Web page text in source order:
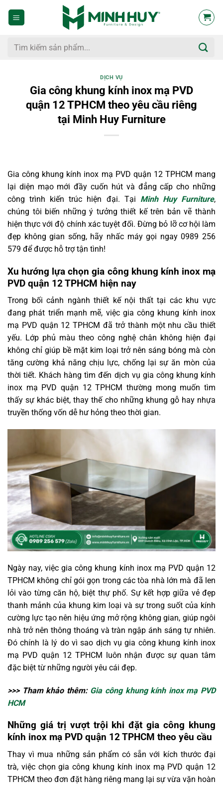
dung
Tìm
DỊCH VỤ
Gia công khung kính inox mạ PVD
quận 12 TPHCM theo yêu cầu riêng
tại Minh Huy Furniture
Gia công khung kính inox mạ PVD quận 12 TPHCM mang
lại diện mạo mới đầy cuốn hút và đẳng cấp cho những
công trình kiến trúc hiện đại. Tại Minh Huy Furniture,
chúng tôi biến những ý tưởng thiết kế trên bản vẽ thành
hiện thực với độ chính xác tuyệt đối. Đừng bỏ lỡ cơ hội làm
đẹp không gian sống, hãy nhấc máy gọi ngay 0989 256
579 để được hỗ trợ tận tình!
Xu hướng lựa chọn gia công khung kính inox mạ
PVD quận 12 TPHCM hiện nay
Trong bối cảnh ngành thiết kế nội thất tại các khu vực
đang phát triển mạnh mẽ, việc gia công khung kính inox
mạ PVD quận 12 TPHCM đã trở thành một nhu cầu thiết
yếu. Lớp phủ màu theo công nghệ chân không hiện đại
không chỉ giúp bề mặt kim loại trở nên sáng bóng mà còn
tăng cường khả năng chịu lực, chống lại sự ăn mòn của
thời tiết. Khách hàng tìm đến dịch vụ gia công khung kính
inox mạ PVD quận 12 TPHCM thường mong muốn tìm
thấy sự khác biệt, thay thế cho những khung gỗ hay nhựa
truyền thống vốn dễ hư hỏng theo thời gian.
Ngày nay, việc gia công khung kính inox mạ PVD quận 12
TPHCM không chỉ gói gọn trong các tòa nhà lớn mà đã len
lỏi vào từng căn hộ, biệt thự phố. Sự kết hợp giữa vẻ đẹp
thanh mảnh của khung kim loại và sự trong suốt của kính
cường lực tạo nên hiệu ứng mở rộng không gian, giúp ngôi
nhà trở nên thông thoáng và tràn ngập ánh sáng tự nhiên.
Đó chính là lý do vì sao dịch vụ gia công khung kính inox
mạ PVD quận 12 TPHCM luôn nhận được sự quan tâm
đặc biệt từ những người yêu cái đẹp.
>>> Tham khảo thêm: Gia công khung kính inox mạ PVD
HCM
Những giá trị vượt trội khi đặt gia công khung
kính inox mạ PVD quận 12 TPHCM theo yêu cầu
Thay vì mua những sản phẩm có sẵn với kích thước đại
trà, việc chọn gia công khung kính inox mạ PVD quận 12
TPHCM theo đơn đặt hàng riêng mang lại sự vừa vặn hoàn